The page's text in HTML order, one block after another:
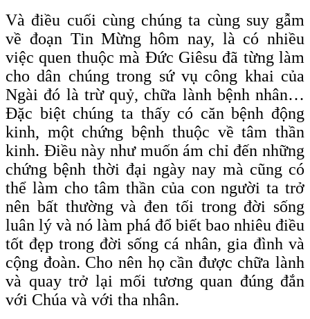
Và điều cuối cùng chúng ta cùng suy gẫm
về đoạn Tin Mừng hôm nay, là có nhiều
việc quen thuộc mà Đức Giêsu đã từng làm
cho dân chúng trong sứ vụ công khai của
Ngài đó là trừ quỷ, chữa lành bệnh nhân…
Đặc biệt chúng ta thấy có căn bệnh động
kinh, một chứng bệnh thuộc về tâm thần
kinh. Điều này như muốn ám chỉ đến những
chứng bệnh thời đại ngày nay mà cũng có
thể làm cho tâm thần của con người ta trở
nên bất thường và đen tối trong đời sống
luân lý và nó làm phá đổ biết bao nhiêu điều
tốt đẹp trong đời sống cá nhân, gia đình và
cộng đoàn. Cho nên họ cần được chữa lành
và quay trở lại mối tương quan đúng đắn
với Chúa và với tha nhân.